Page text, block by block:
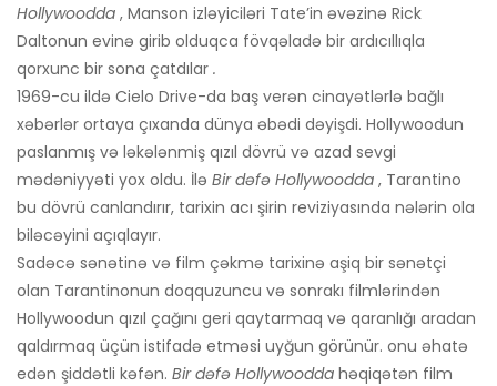
Hollywoodda , Manson izləyiciləri Tate’in əvəzinə Rick
Daltonun evinə girib olduqca fövqəladə bir ardıcıllıqla
qorxunc bir sona çatdılar .
1969-cu ildə Cielo Drive-da baş verən cinayətlərlə bağlı
xəbərlər ortaya çıxanda dünya əbədi dəyişdi. Hollywoodun
paslanmış və ləkələnmiş qızıl dövrü və azad sevgi
mədəniyyəti yox oldu. İlə Bir dəfə Hollywoodda , Tarantino
bu dövrü canlandırır, tarixin acı şirin reviziyasında nələrin ola
biləcəyini açıqlayır.
Sadəcə sənətinə və film çəkmə tarixinə aşiq bir sənətçi
olan Tarantinonun doqquzuncu və sonrakı filmlərindən
Hollywoodun qızıl çağını geri qaytarmaq və qaranlığı aradan
qaldırmaq üçün istifadə etməsi uyğun görünür. onu əhatə
edən şiddətli kəfən. Bir dəfə Hollywoodda həqiqətən film